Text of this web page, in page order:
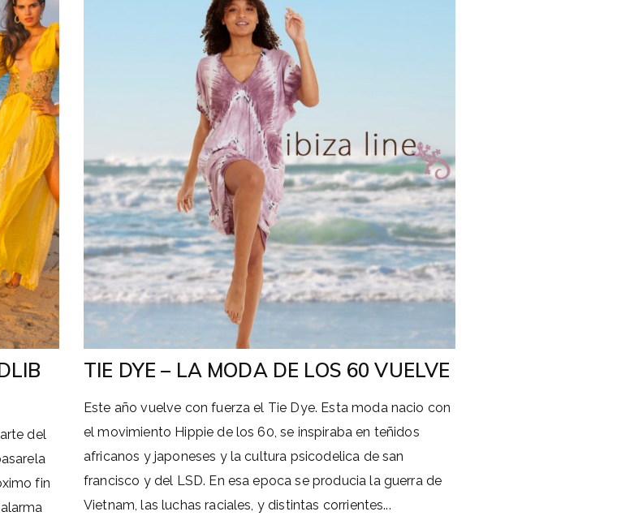
del
fin
TIE DYE – LA MODA DE LOS 60 VUELVE
Este año vuelve con fuerza el Tie Dye. Esta moda nacio con
el movimiento Hippie de los 60, se inspiraba en teñidos
africanos y japoneses y la cultura psicodelica de san
francisco y del LSD. En esa epoca se producia la guerra de
Vietnam, las luchas raciales, y distintas corrientes...